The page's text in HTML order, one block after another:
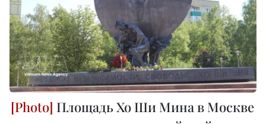
Площадь Хо Ши Мина в Москве